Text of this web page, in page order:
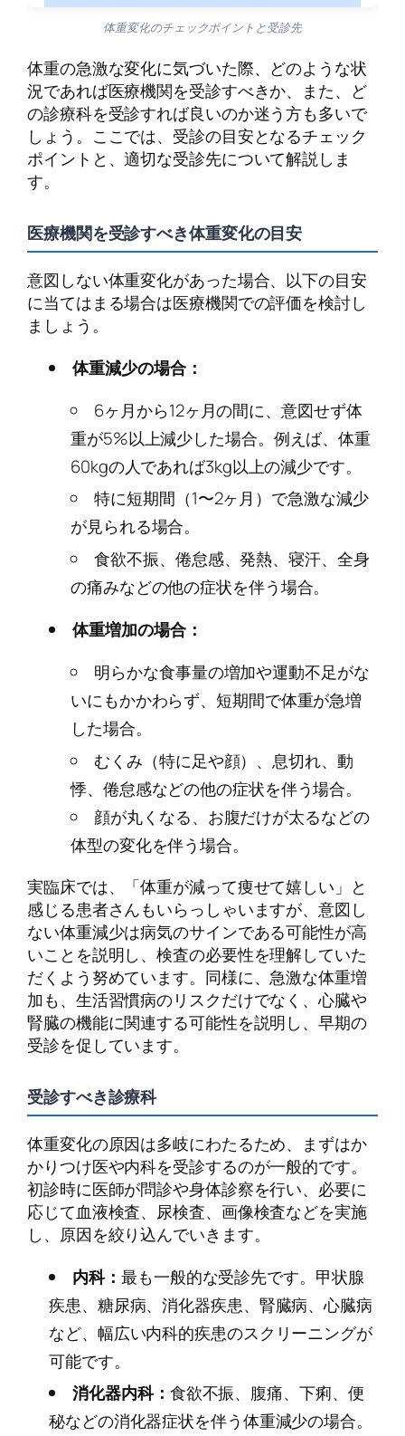
体重変化のチェックポイントと受診先
体重の急激な変化に気づいた際、どのような状
況であれば医療機関を受診すべきか、また、ど
の診療科を受診すれば良いのか迷う方も多いで
しょう。ここでは、受診の目安となるチェック
ポイントと、適切な受診先について解説しま
す。
医療機関を受診すべき体重変化の目安
意図しない体重変化があった場合、以下の目安
に当てはまる場合は医療機関での評価を検討し
ましょう。
体重減少の場合：
6ヶ月から12ヶ月の間に、意図せず体
重が5%以上減少した場合。例えば、体重
60kgの人であれば3kg以上の減少です。
特に短期間（1〜2ヶ月）で急激な減少
が見られる場合。
食欲不振、倦怠感、発熱、寝汗、全身
の痛みなどの他の症状を伴う場合。
体重増加の場合：
明らかな食事量の増加や運動不足がな
いにもかかわらず、短期間で体重が急増
した場合。
むくみ（特に足や顔）、息切れ、動
悸、倦怠感などの他の症状を伴う場合。
顔が丸くなる、お腹だけが太るなどの
体型の変化を伴う場合。
実臨床では、「体重が減って痩せて嬉しい」と
感じる患者さんもいらっしゃいますが、意図し
ない体重減少は病気のサインである可能性が高
いことを説明し、検査の必要性を理解していた
だくよう努めています。同様に、急激な体重増
加も、生活習慣病のリスクだけでなく、心臓や
腎臓の機能に関連する可能性を説明し、早期の
受診を促しています。
受診すべき診療科
体重変化の原因は多岐にわたるため、まずはか
かりつけ医や内科を受診するのが一般的です。
初診時に医師が問診や身体診察を行い、必要に
応じて血液検査、尿検査、画像検査などを実施
し、原因を絞り込んでいきます。
内科：最も一般的な受診先です。甲状腺
疾患、糖尿病、消化器疾患、腎臓病、心臓病
など、幅広い内科的疾患のスクリーニングが
可能です。
消化器内科： 食欲不振、腹痛、下痢、便
秘などの消化器症状を伴う体重減少の場合。